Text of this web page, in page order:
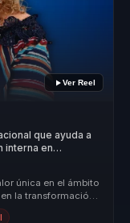
Ver Reel
que ayuda a
interna en
única en el ámbito
la transformación